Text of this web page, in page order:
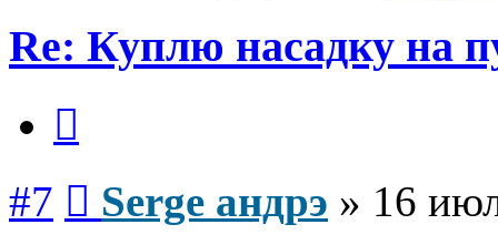
Re: Куплю насадку на
#7 Serge андрэ » 16